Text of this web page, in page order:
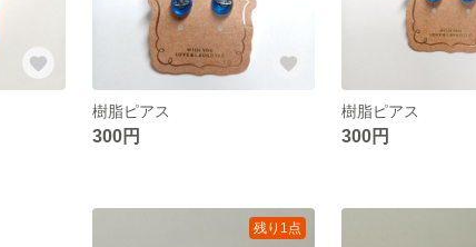
樹脂ピアス
300円
樹脂ピアス
300円
残り1点